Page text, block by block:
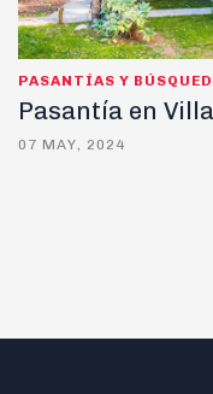
PASANTÍAS Y
Pasantía en
07 MAY, 2024